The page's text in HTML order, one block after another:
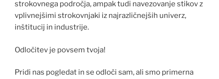
strokovnega področja, ampak tudi navezovanje stikov z
vplivnejšimi strokovnjaki iz najrazličnejših univerz,
inštitucij in industrije.
Odločitev je povsem tvoja!
Pridi nas pogledat in se odloči sam, ali smo primerna